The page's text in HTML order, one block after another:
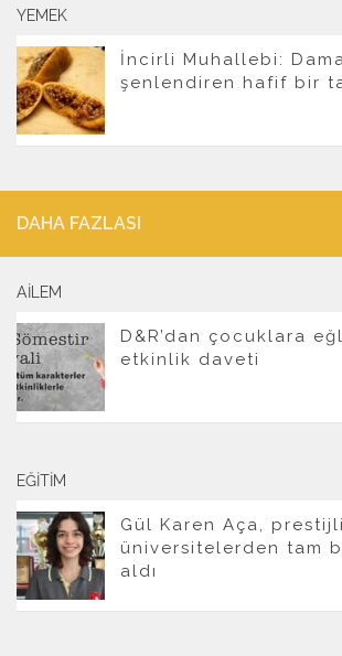
YEMEK
İncirli Muhallebi:
şenlendiren hafif bir
DAHA FAZLASI
AILEM
D&R’dan çocuklara
etkinlik daveti
EĞITIM
Gül Karen Aça, prestijli
üniversitelerden tam
aldı